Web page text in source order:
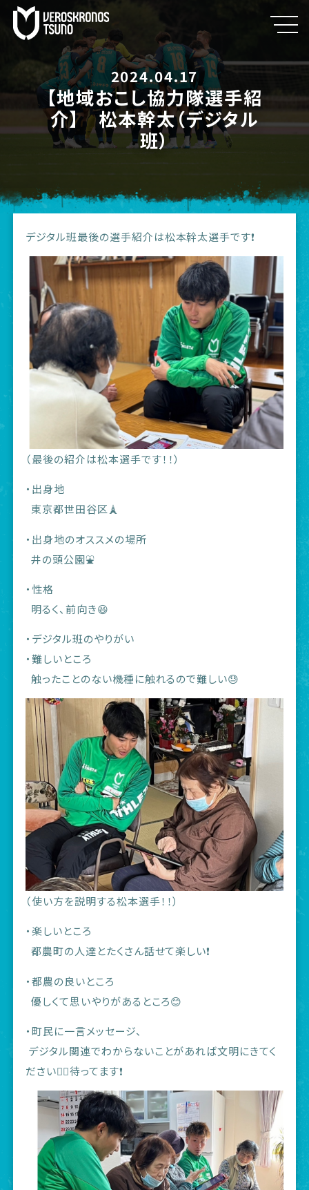
2024.04.17
【地域おこし協力隊選手紹
介】 松本幹太（デジタル
班）
デジタル班最後の選手紹介は松本幹太選手です❗️
（最後の紹介は松本選手です！！）
・出身地
東京都世田谷区🗼
・出身地のオススメの場所
井の頭公園⛲️
・性格
明るく、前向き😆
・デジタル班のやりがい
・難しいところ
触ったことのない機種に触れるので難しい😓
（使い方を説明する松本選手！！）
・楽しいところ
都農町の人達とたくさん話せて楽しい❗️
・都農の良いところ
優しくて思いやりがあるところ😊
・町民に一言メッセージ、
デジタル関連でわからないことがあれば文明にきてく
ださい🙇‍♂️待ってます❗️